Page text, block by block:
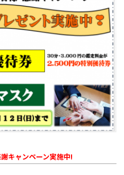
キャンペーン実施中!